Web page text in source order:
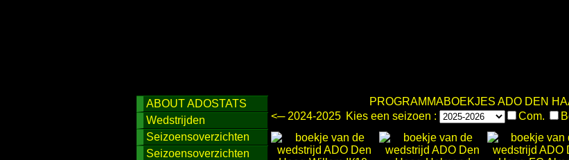
ABOUT ADOSTATS
Wedstrijden
Seizoensoverzichten
Seizoensoverzichten
PROGRAMMABOEKJES ADO DEN
<─ 2024-2025 Kies een seizoen : Com.